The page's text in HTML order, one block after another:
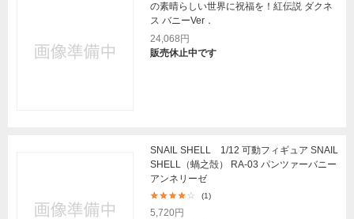
の素晴らしい世界に祝福を！紅伝説 ダクネ
ス バニーVer．
24,068円
販売休止中です
SNAIL SHELL 1/12 可動フィギュア SNAIL
SHELL（蝸之殻） RA-03 パンツァーバニー
アンネリーゼ
(1)
5,720円